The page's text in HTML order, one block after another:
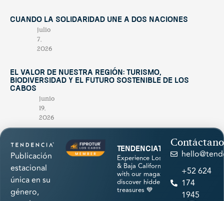
Cuando la solidaridad une a dos naciones
julio
7,
2026
El valor de nuestra región: turismo,
biodiversidad y el futuro sostenible de Los
Cabos
junio
19,
2026
Publicación
estacional
única en su
género,
tendenciatravel
Experience Los Cabos
& Baja California Sur
with our magazine &
discover hidden
treasures 💙
+52 624
174
1945